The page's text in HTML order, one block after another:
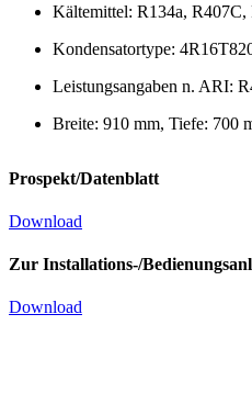
Kältemittel: R134a,
Kondensatortype:
Leistungsangaben n. ARI:
Breite: 910 mm, Tiefe: 700
Prospekt/Datenblatt
Download
Zur Installations-/
Download